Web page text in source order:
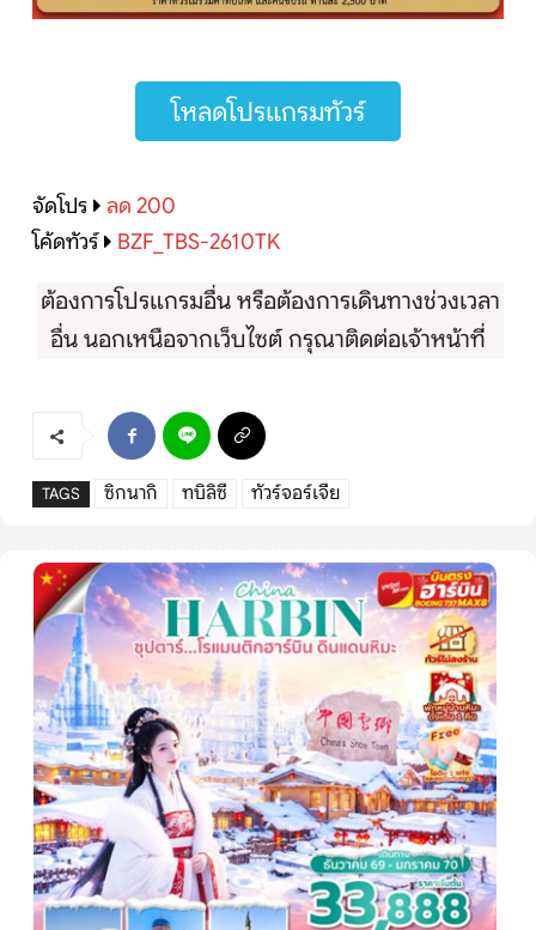
โหลดโปรแกรมทัวร์
จัดโปร
ลด 200
โค้ดทัวร์
BZF_TBS-2610TK
ต้องการโปรแกรมอื่น หรือต้องการเดินทางช่วงเวลา
อื่น นอกเหนือจากเว็บไซต์ กรุณาติดต่อเจ้าหน้าที่
TAGS ซิกนากิ ทบิลิซี ทัวร์จอร์เจีย